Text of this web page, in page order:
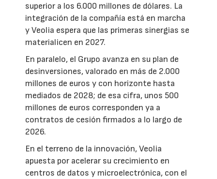
superior a los 6.000 millones de dólares. La
integración de la compañía está en marcha
y Veolia espera que las primeras sinergias se
materialicen en 2027.
En paralelo, el Grupo avanza en su plan de
desinversiones, valorado en más de 2.000
millones de euros y con horizonte hasta
mediados de 2028; de esa cifra, unos 500
millones de euros corresponden ya a
contratos de cesión firmados a lo largo de
2026.
En el terreno de la innovación, Veolia
apuesta por acelerar su crecimiento en
centros de datos y microelectrónica, con el